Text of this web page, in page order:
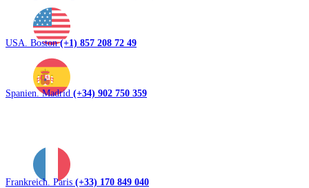
USA. Boston(+1) 857 208 72 49
Spanien. Madrid (+34) 902 750 359
Frankreich. Paris (+33) 170 849 040